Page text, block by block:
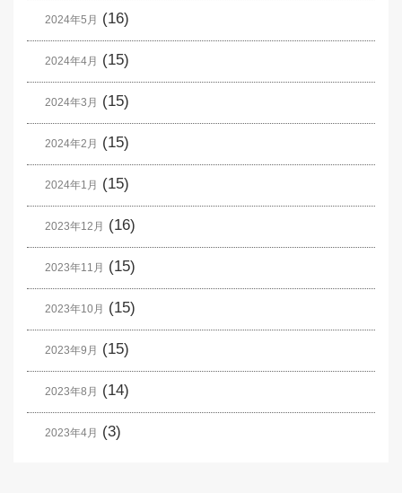
2024年5月 (16)
2024年4月 (15)
2024年3月 (15)
2024年2月 (15)
2024年1月 (15)
2023年12月 (16)
2023年11月 (15)
2023年10月 (15)
2023年9月 (15)
2023年8月 (14)
2023年4月 (3)